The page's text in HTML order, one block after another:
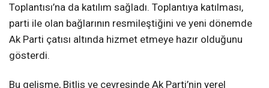
Toplantısı’na da katılım sağladı. Toplantıya katılması,
parti ile olan bağlarının resmileştiğini ve yeni dönemde
Ak Parti çatısı altında hizmet etmeye hazır olduğunu
gösterdi.
Bu gelişme, Bitlis ve çevresinde Ak Parti’nin yerel